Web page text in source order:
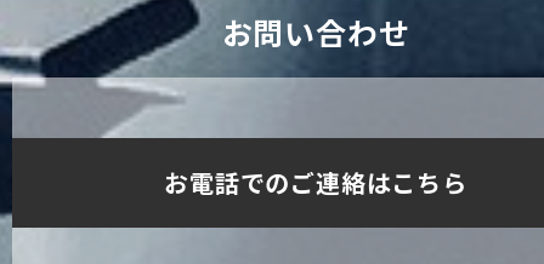
お問い合わせ
お電話でのご連絡はこちら